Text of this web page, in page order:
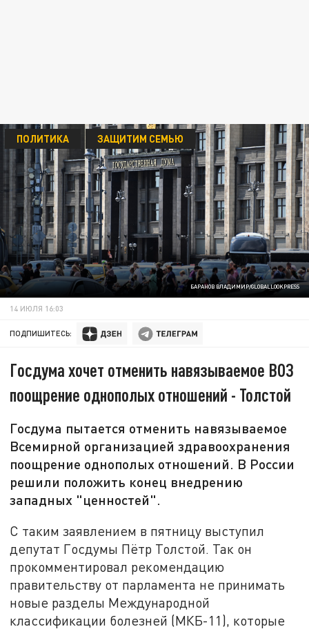
БАРАНОВ ВЛАДИМИР/GLOBALLOOKPRESS
ПОЛИТИКА ЗАЩИТИМ СЕМЬЮ
14 ИЮЛЯ 16:03
ПОДПИШИТЕСЬ:
Госдума хочет отменить навязываемое ВОЗ
поощрение однополых отношений - Толстой
Госдума пытается отменить навязываемое
Всемирной организацией здравоохранения
поощрение однополых отношений. В России
решили положить конец внедрению
западных "ценностей".
С таким заявлением в пятницу выступил
депутат Госдумы Пётр Толстой. Так он
прокомментировал рекомендацию
правительству от парламента не принимать
новые разделы Международной
классификации болезней (МКБ-11), которые